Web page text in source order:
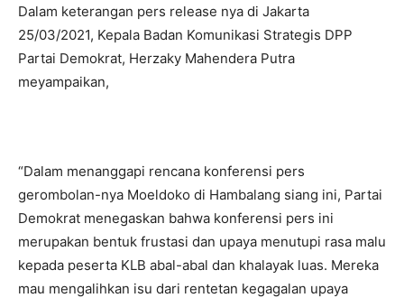
Dalam keterangan pers release nya di Jakarta
25/03/2021, Kepala Badan Komunikasi Strategis DPP
Partai Demokrat, Herzaky Mahendera Putra
meyampaikan,
“Dalam menanggapi rencana konferensi pers
gerombolan-nya Moeldoko di Hambalang siang ini, Partai
Demokrat menegaskan bahwa konferensi pers ini
merupakan bentuk frustasi dan upaya menutupi rasa malu
kepada peserta KLB abal-abal dan khalayak luas. Mereka
mau mengalihkan isu dari rentetan kegagalan upaya